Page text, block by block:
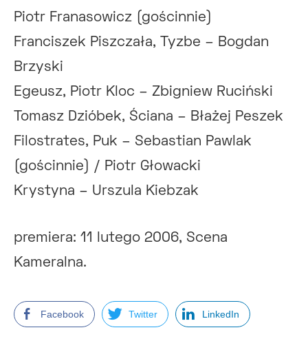
Piotr Franasowicz (gościnnie)
Franciszek Piszczała, Tyzbe – Bogdan
Brzyski
Egeusz, Piotr Kloc – Zbigniew Ruciński
Tomasz Dzióbek, Ściana – Błażej Peszek
Filostrates, Puk – Sebastian Pawlak
(gościnnie) / Piotr Głowacki
Krystyna – Urszula Kiebzak
premiera: 11 lutego 2006, Scena
Kameralna.
Facebook Twitter LinkedIn